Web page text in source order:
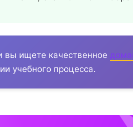
вы ищете качественное
учебного процесса.